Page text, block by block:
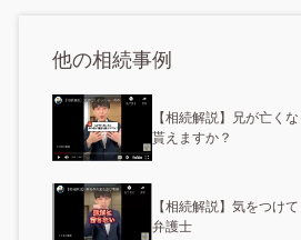
他の相続事例
【相続解説】兄が亡く
貰えますか？
【相続解説】気をつけ
弁護士